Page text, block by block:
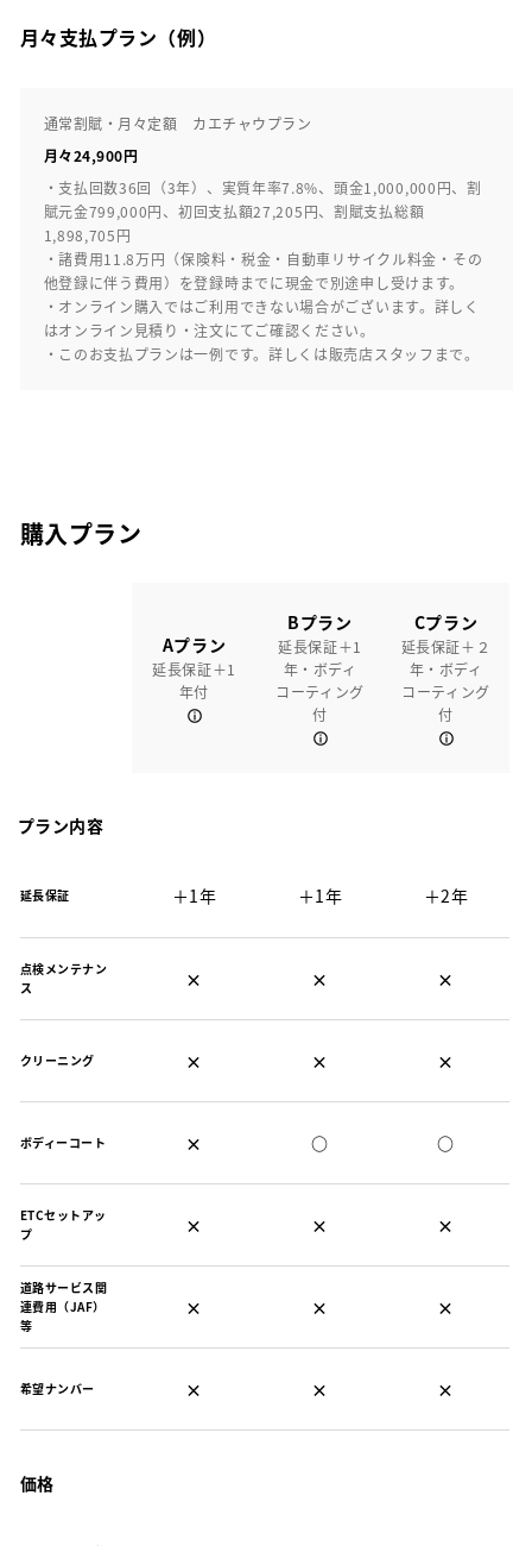
月々支払プラン（例）
通常割賦・月々定額 カエチャウプラン
月々24,900円
・支払回数36回（3年）、実質年率7.8%、頭金1,000,000円、割
賦元金799,000円、初回支払額27,205円、割賦支払総額
1,898,705円
・諸費用11.8万円（保険料・税金・自動車リサイクル料金・その
他登録に伴う費用）を登録時までに現金で別途申し受けます。
・オンライン購入ではご利用できない場合がございます。詳しく
はオンライン見積り・注文にてご確認ください。
・このお支払プランは一例です。詳しくは販売店スタッフまで。
購入プラン
Aプラン
延長保証＋1
年付
Bプラン
延長保証＋1
年・ボディ
コーティング
付
Cプラン
延長保証＋２
年・ボディ
コーティング
付
プラン内容
延長保証 ＋1年 ＋1年 ＋2年
点検メンテナン
ス
× × ×
クリーニング × × ×
ボディーコート × ○ ○
ETCセットアッ
プ
× × ×
道路サービス関
連費用（JAF）
等
× × ×
希望ナンバー × × ×
価格